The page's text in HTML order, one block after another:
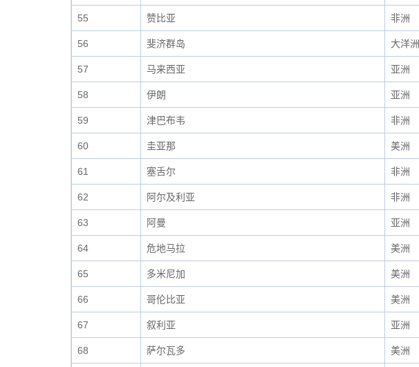
55 赞比亚 非洲
56 斐济群岛 大洋洲
57 马来西亚 亚洲
58 伊朗 亚洲
59 津巴布韦 非洲
60 圭亚那 美洲
61 塞舌尔 非洲
62 阿尔及利亚 非洲
63 阿曼 亚洲
64 危地马拉 美洲
65 多米尼加 美洲
66 哥伦比亚 美洲
67 叙利亚 亚洲
68 萨尔瓦多 美洲